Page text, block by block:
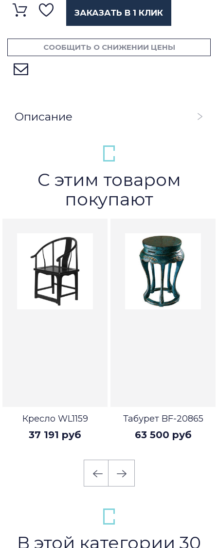
ЗАКАЗАТЬ В 1 КЛИК
СООБЩИТЬ О СНИЖЕНИИ ЦЕНЫ
Описание
С этим товаром
покупают
Кресло WL1159
37 191 руб
Табурет BF-20865
63 500 руб
В этой категории 30